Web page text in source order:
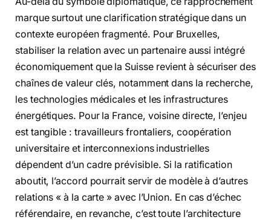
marque surtout une clarification stratégique dans un
contexte européen fragmenté. Pour Bruxelles,
stabiliser la relation avec un partenaire aussi intégré
économiquement que la Suisse revient à sécuriser des
chaînes de valeur clés, notamment dans la recherche,
les technologies médicales et les infrastructures
énergétiques. Pour la France, voisine directe, l’enjeu
est tangible : travailleurs frontaliers, coopération
universitaire et interconnexions industrielles
dépendent d’un cadre prévisible. Si la ratification
aboutit, l’accord pourrait servir de modèle à d’autres
relations « à la carte » avec l’Union. En cas d’échec
référendaire, en revanche, c’est toute l’architecture